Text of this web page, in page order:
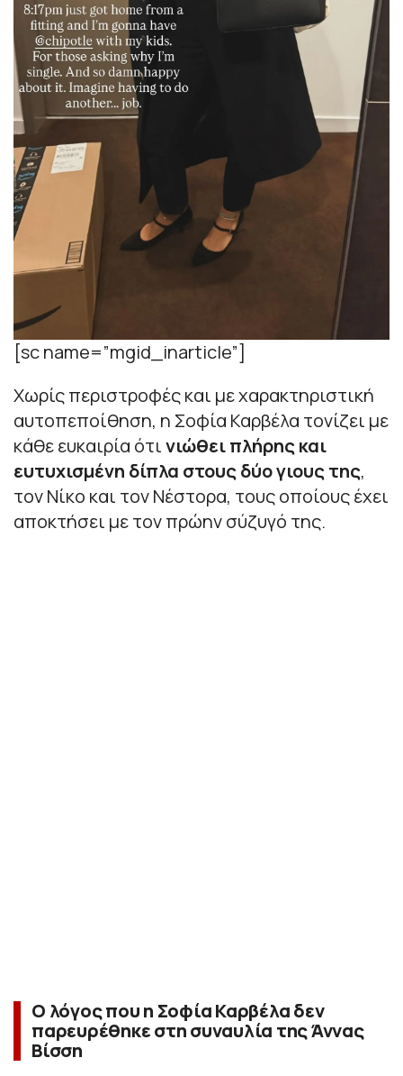
[sc name=”mgid_inarticle”]
Χωρίς περιστροφές και με χαρακτηριστική
αυτοπεποίθηση, η Σοφία Καρβέλα τονίζει με
κάθε ευκαιρία ότινιώθει πλήρης και
ευτυχισμένη δίπλα στους δύο γιους της,
τον Νίκο και τον Νέστορα, τους οποίους έχει
αποκτήσει με τον πρώην σύζυγό της.
O λόγος που η Σοφία Καρβέλα δεν
παρευρέθηκε στη συναυλία της Άννας
Βίσση